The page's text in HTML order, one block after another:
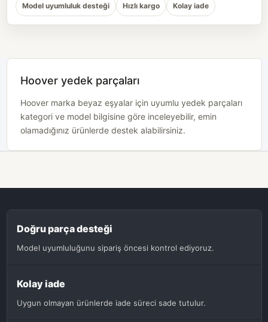
Model uyumluluk desteği Hızlı kargo Kolay iade
Hoover yedek parçaları
Hoover marka beyaz eşyalar için uyumlu yedek parçaları
kategori ve model bilgisine göre inceleyebilir, emin
olamadığınız ürünlerde destek alabilirsiniz.
Doğru parça desteği
Model uyumluluğunu sipariş öncesi kontrol ediyoruz.
Kolay iade
Uygun olmayan ürünlerde iade süreci sade tutulur.